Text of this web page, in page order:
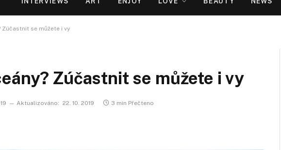
Zúčastnit se můžete i vy
Zúčastnit se můžete i vy
Aktualizováno: 22. 10. 2019 3 min Přečteno